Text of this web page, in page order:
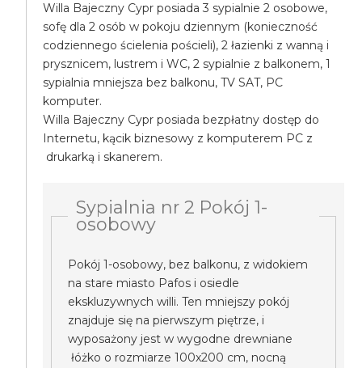
Willa Bajeczny Cypr posiada 3 sypialnie 2 osobowe,
sofę dla 2 osób w pokoju dziennym (konieczność
codziennego ścielenia pościeli), 2 łazienki z wanną i
prysznicem, lustrem i WC, 2 sypialnie z balkonem, 1
sypialnia mniejsza bez balkonu, TV SAT, PC
komputer.
Willa Bajeczny Cypr posiada bezpłatny dostęp do
Internetu, kącik biznesowy z komputerem PC z
drukarką i skanerem.
Sypialnia nr 2 Pokój 1-
osobowy
Pokój 1-osobowy, bez balkonu, z widokiem
na stare miasto Pafos i osiedle
ekskluzywnych willi. Ten mniejszy pokój
znajduje się na pierwszym piętrze, i
wyposażony jest w wygodne drewniane
łóżko o rozmiarze 100x200 cm, nocną